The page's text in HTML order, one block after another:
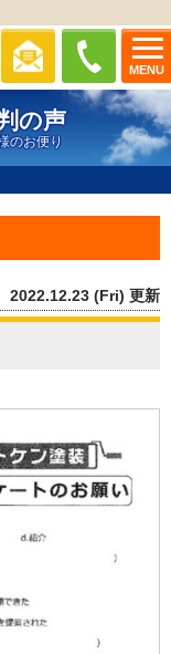
MENU
の声
のお便り
2022.12.23 (Fri) 更新